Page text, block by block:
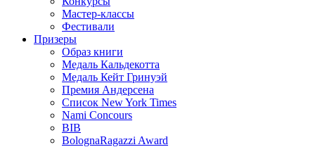
Мастер-классы
Фестивали
Призеры
Образ книги
Медаль Кальдекотта
Медаль Кейт Гринуэй
Премия Андерсена
Список New York Times
Nami Concours
BIB
BolognaRagazzi Award